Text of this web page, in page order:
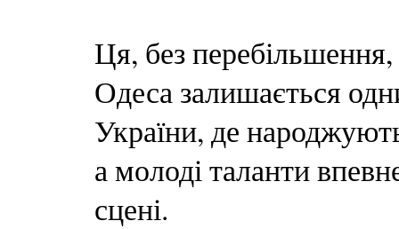
Ця, без
Одеса залишається
України, де
а молоді таланти
сцені.